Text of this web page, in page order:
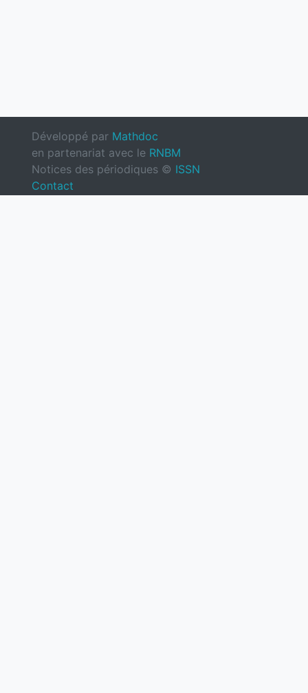
Développé par Mathdoc
en partenariat avec le RNBM
Notices des périodiques © ISSN
Contact